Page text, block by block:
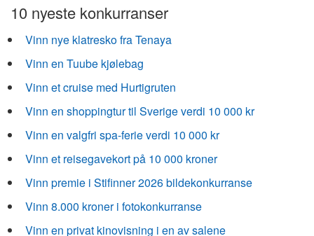
10 nyeste konkurranser
Vinn nye klatresko fra Tenaya
Vinn en Tuube kjølebag
Vinn et cruise med Hurtigruten
Vinn en shoppingtur til Sverige verdi 10 000 kr
Vinn en valgfri spa-ferie verdi 10 000 kr
Vinn et reisegavekort på 10 000 kroner
Vinn premie i Stifinner 2026 bildekonkurranse
Vinn 8.000 kroner i fotokonkurranse
Vinn en privat kinovisning i en av salene